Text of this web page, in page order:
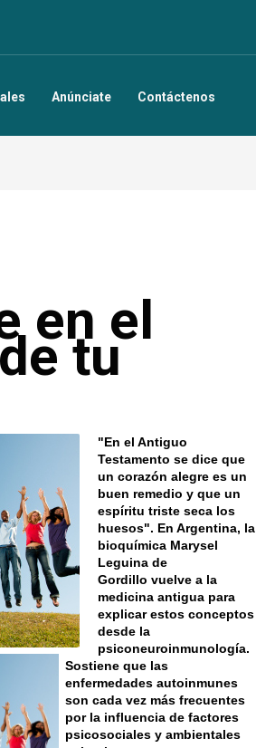
Anúnciate Contáctenos
en el
tu
"En el Antiguo
Testamento se dice que
un corazón alegre es un
buen remedio y que un
espíritu triste seca los
huesos". En Argentina, la
bioquímica Marysel
Leguina de
Gordillo vuelve a la
medicina antigua para
explicar estos conceptos
desde la
psiconeuroinmunología.
Sostiene que las
enfermedades autoinmunes
son cada vez más frecuentes
por la influencia de factores
psicosociales y ambientales